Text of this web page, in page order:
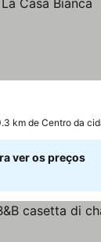
km de Centro da
ver os preços